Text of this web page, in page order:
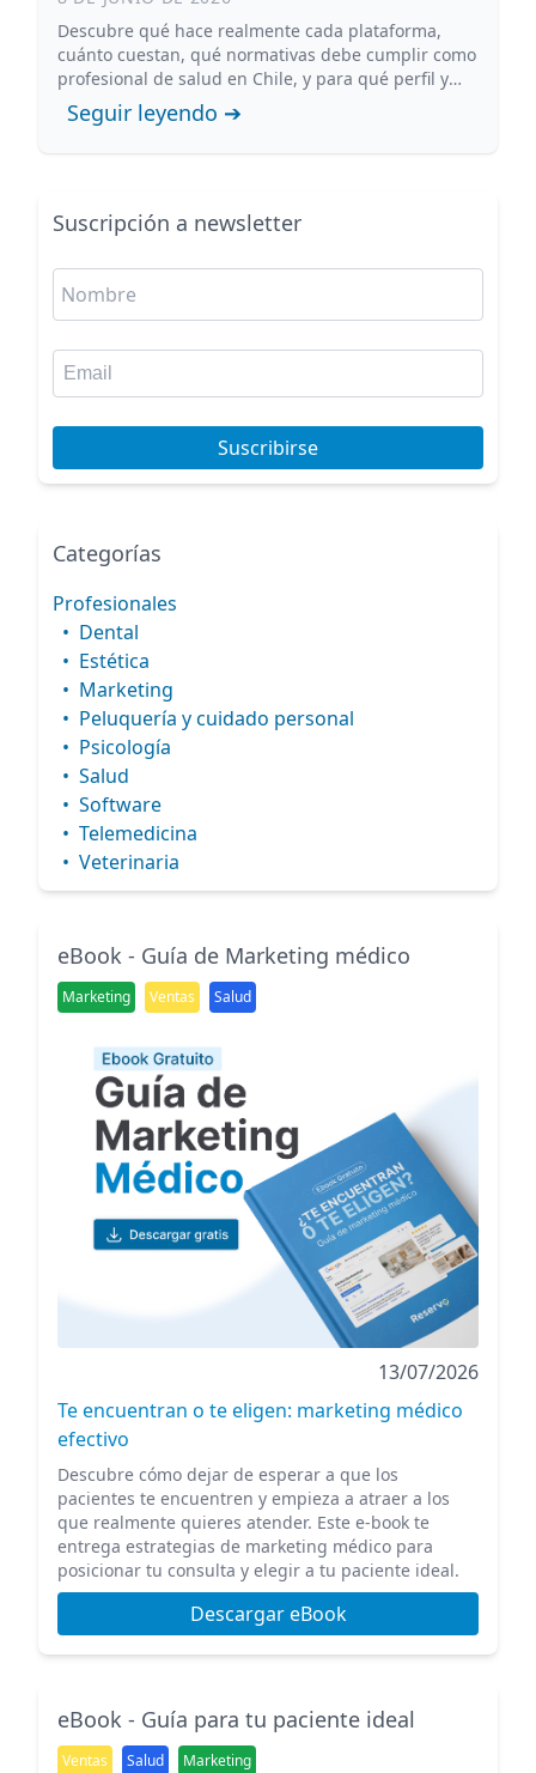
Descubre qué hace realmente cada plataforma,
cuánto cuestan, qué normativas debe cumplir como
profesional de salud en Chile, y para qué perfil y
etapa conviene cada opción.
Seguir leyendo ➔
Suscripción a newsletter
Suscribirse
Categorías
Profesionales
• Dental
• Estética
• Marketing
• Peluquería y cuidado personal
• Psicología
• Salud
• Software
• Telemedicina
• Veterinaria
eBook - Guía de Marketing médico
Marketing Ventas Salud
13/07/2026
Te encuentran o te eligen: marketing médico
efectivo
Descubre cómo dejar de esperar a que los
pacientes te encuentren y empieza a atraer a los
que realmente quieres atender. Este e-book te
entrega estrategias de marketing médico para
posicionar tu consulta y elegir a tu paciente ideal.
Descargar eBook
eBook - Guía para tu paciente ideal
Ventas Salud Marketing